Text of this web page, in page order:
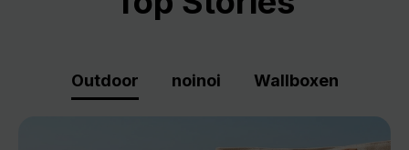
Outdoor noinoi Wallboxen